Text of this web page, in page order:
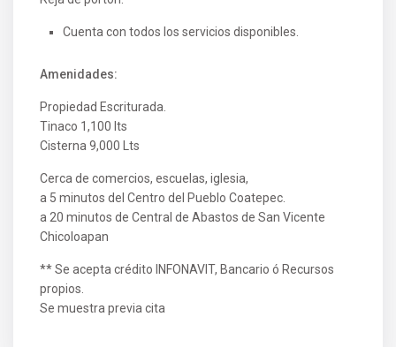
Cuenta con todos los servicios disponibles.
Amenidades:
Propiedad Escriturada.
Tinaco 1,100 lts
Cisterna 9,000 Lts
Cerca de comercios, escuelas, iglesia,
a 5 minutos del Centro del Pueblo Coatepec.
a 20 minutos de Central de Abastos de San Vicente
Chicoloapan
** Se acepta crédito INFONAVIT, Bancario ó Recursos
propios.
Se muestra previa cita